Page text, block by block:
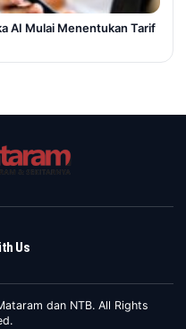
AI Mulai Menentukan Tarif
Us
dan NTB. All Rights